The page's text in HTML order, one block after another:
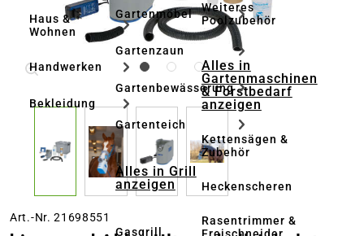
Haus &
Wohnen
Handwerken
Bekleidung
Gartenmöbel
Gartenzaun
Gartenbewässerung
Gartenteich
Alles in Grill
anzeigen
Gasgrill
Weiteres
Poolzubehör
Alles in
Gartenmaschinen
& Forstbedarf
anzeigen
Kettensägen &
Zubehör
Heckenscheren
Rasentrimmer &
Art.-Nr. 21698551